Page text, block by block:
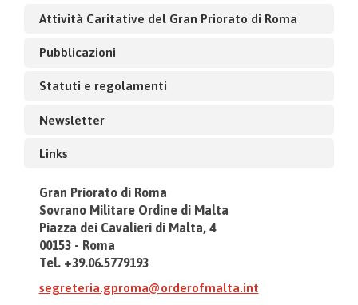
Attività Caritative del Gran Priorato di Roma
Pubblicazioni
Statuti e regolamenti
Newsletter
Links
Gran Priorato di Roma
Sovrano Militare Ordine di Malta
Piazza dei Cavalieri di Malta, 4
00153 - Roma
Tel. +39.06.5779193
segreteria.gproma@orderofmalta.int